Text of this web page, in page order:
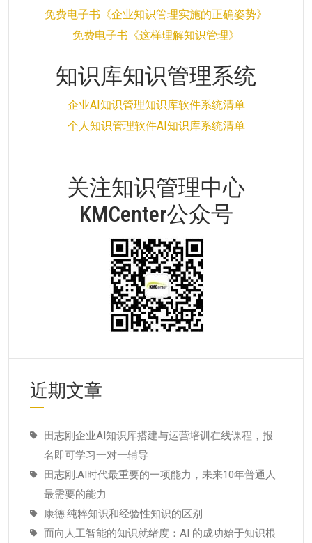
免费电子书《企业知识管理实施的正确姿势》
免费电子书《这样理解知识管理》
知识库知识管理系统
企业AI知识管理知识库软件系统清单
个人知识管理软件AI知识库系统清单
关注知识管理中心
KMCenter公众号
近期文章
田志刚企业AI知识库搭建与运营培训在线课程，报
名即可学习一对一辅导
田志刚:AI时代最重要的一项能力，未来10年普通人
最需要的能力
康德:纯粹知识和经验性知识的区别
面向人工智能的知识就绪度：AI 的成功始于知识根